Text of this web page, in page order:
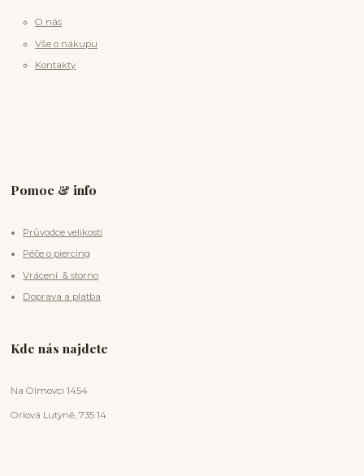
O nás
Vše o nákupu
Kontakty
Pomoc & info
Průvodce velikostí
Péče o piercing
Vrácení & storno
Doprava a platba
Kde nás najdete
Na Olmovci 1454
Orlová Lutyně, 735 14